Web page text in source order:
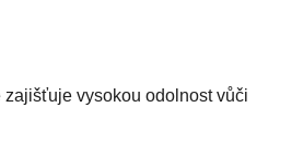
vysokou odolnost vůči